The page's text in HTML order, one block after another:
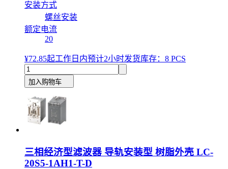
安装方式
螺丝安装
额定电流
20
¥72.85起工作日内预计2小时发货库存：8 PCS
加入购物车
三相经济型滤波器 导轨安装型 树脂外壳 LC-
20S5-1AH1-T-D